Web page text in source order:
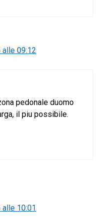
09:12
pedonale duomo
il piu possibile.
10:01